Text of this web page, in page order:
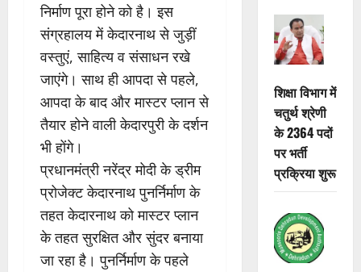
निर्माण पूरा होने को है। इस
संग्रहालय में केदारनाथ से जुड़ीं
वस्तुएं, साहित्य व संसाधन रखे
जाएंगे। साथ ही आपदा से पहले,
आपदा के बाद और मास्टर प्लान से
तैयार होने वाली केदारपुरी के दर्शन
भी होंगे।
प्रधानमंत्री नरेंद्र मोदी के ड्रीम
प्रोजेक्ट केदारनाथ पुनर्निर्माण के
तहत केदारनाथ को मास्टर प्लान
के तहत सुरक्षित और सुंदर बनाया
जा रहा है। पुनर्निर्माण के पहले
शिक्षा विभाग में
चतुर्थ श्रेणी
के 2364 पदों
पर भर्ती
प्रक्रिया शुरू